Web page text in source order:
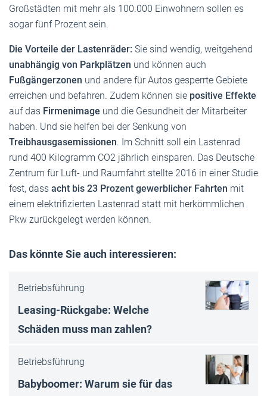
Großstädten mit mehr als 100.000 Einwohnern sollen es
sogar fünf Prozent sein.
Die Vorteile der Lastenräder: Sie sind wendig, weitgehend
unabhängig von Parkplätzen und können auch
Fußgängerzonen und andere für Autos gesperrte Gebiete
erreichen und befahren. Zudem können sie positive Effekte
auf das Firmenimage und die Gesundheit der Mitarbeiter
haben. Und sie helfen bei der Senkung von
Treibhausgasemissionen. Im Schnitt soll ein Lastenrad
rund 400 Kilogramm CO2 jährlich einsparen. Das Deutsche
Zentrum für Luft- und Raumfahrt stellte 2016 in einer Studie
fest, dass acht bis 23 Prozent gewerblicher Fahrten mit
einem elektrifizierten Lastenrad statt mit herkömmlichen
Pkw zurückgelegt werden können.
Das könnte Sie auch interessieren:
Betriebsführung
Leasing-Rückgabe: Welche
Schäden muss man zahlen?
Betriebsführung
Babyboomer: Warum sie für das